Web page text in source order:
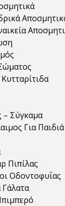
– Σύγκαμα
Για Παιδιά
Πιπίλας
Οδοντοφυΐας